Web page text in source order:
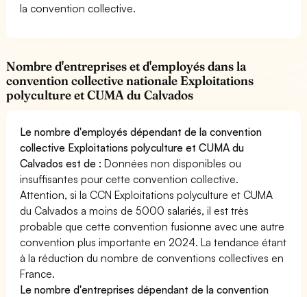
la convention collective.
Nombre d'entreprises et d'employés dans la
convention collective nationale Exploitations
polyculture et CUMA du Calvados
Le nombre d'employés dépendant de la convention
collective Exploitations polyculture et CUMA du
Calvados est de :Données non disponibles ou
insuffisantes pour cette convention collective.
Attention, si la CCN Exploitations polyculture et CUMA
du Calvados a moins de 5000 salariés, il est très
probable que cette convention fusionne avec une autre
convention plus importante en 2024. La tendance étant
à la réduction du nombre de conventions collectives en
France.
Le nombre d'entreprises dépendant de la convention